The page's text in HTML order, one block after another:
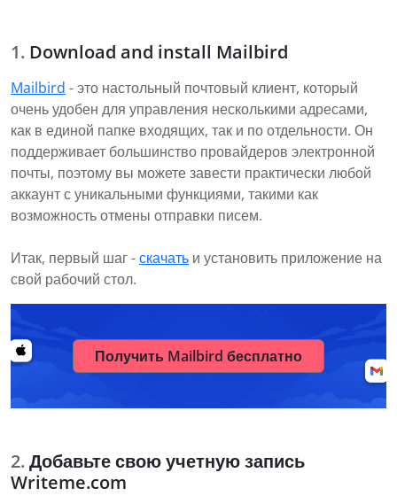
Download and install Mailbird
Mailbird - это настольный почтовый клиент, который
очень удобен для управления несколькими адресами,
как в единой папке входящих, так и по отдельности. Он
поддерживает большинство провайдеров электронной
почты, поэтому вы можете завести практически любой
аккаунт с уникальными функциями, такими как
возможность отмены отправки писем.
Итак, первый шаг -скачать и установить приложение на
свой рабочий стол.
Получить Mailbird бесплатно
Добавьте свою учетную запись
Writeme.com